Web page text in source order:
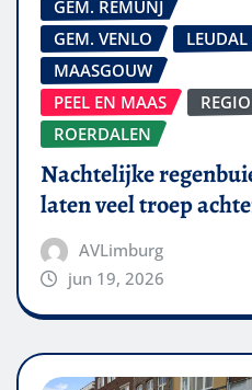
GEM. REMUNJ
GEM. VENLO
LEUDAL
MAASGOUW
PEEL EN MAAS
REGIO
ROERDALEN
Nachtelijke
laten veel troep
AVLimburg
jun 19, 2026